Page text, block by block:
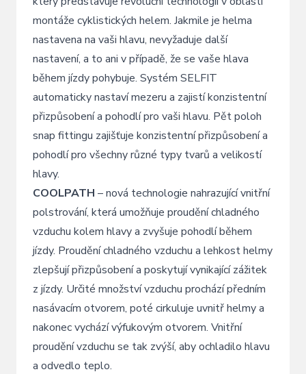
montáže cyklistických helem. Jakmile je helma
nastavena na vaši hlavu, nevyžaduje další
nastavení, a to ani v případě, že se vaše hlava
během jízdy pohybuje. Systém SELFIT
automaticky nastaví mezeru a zajistí konzistentní
přizpůsobení a pohodlí pro vaši hlavu. Pět poloh
snap fittingu zajišťuje konzistentní přizpůsobení a
pohodlí pro všechny různé typy tvarů a velikostí
hlavy.
COOLPATH – nová technologie nahrazující vnitřní
polstrování, která umožňuje proudění chladného
vzduchu kolem hlavy a zvyšuje pohodlí během
jízdy. Proudění chladného vzduchu a lehkost helmy
zlepšují přizpůsobení a poskytují vynikající zážitek
z jízdy. Určité množství vzduchu prochází předním
nasávacím otvorem, poté cirkuluje uvnitř helmy a
nakonec vychází výfukovým otvorem. Vnitřní
proudění vzduchu se tak zvýší, aby ochladilo hlavu
a odvedlo teplo.